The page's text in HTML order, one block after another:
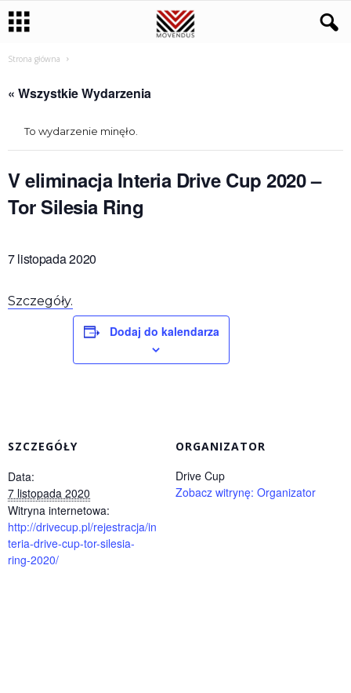
Strona główna
« Wszystkie Wydarzenia
To wydarzenie minęło.
V eliminacja Interia Drive Cup 2020 –
Tor Silesia Ring
7 listopada 2020
Szczegóły.
Dodaj do kalendarza
SZCZEGÓŁY
Data:
7 listopada 2020
Witryna internetowa:
http://drivecup.pl/rejestracja/in
teria-drive-cup-tor-silesia-
ring-2020/
ORGANIZATOR
Drive Cup
Zobacz witrynę: Organizator